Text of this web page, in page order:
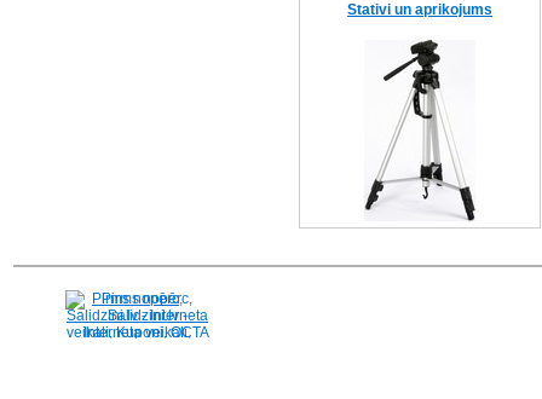
Stativi un aprikojums
Pirms nopērc,
Salidzini.lv - Interneta
veikali, Kuponi, OCTA